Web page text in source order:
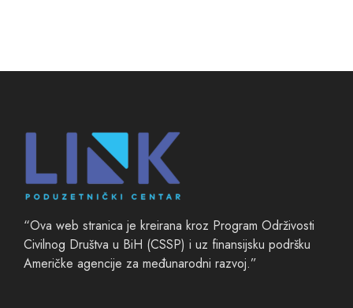
“Ova web stranica je kreirana kroz Program Održivosti
Civilnog Društva u BiH (CSSP) i uz finansijsku podršku
Američke agencije za međunarodni razvoj.”